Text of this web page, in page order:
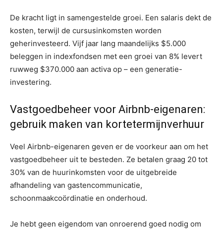
De kracht ligt in samengestelde groei. Een salaris dekt de
kosten, terwijl de cursusinkomsten worden
geherinvesteerd. Vijf jaar lang maandelijks $5.000
beleggen in indexfondsen met een groei van 8% levert
ruwweg $370.000 aan activa op – een generatie-
investering.
Vastgoedbeheer voor Airbnb-eigenaren:
gebruik maken van kortetermijnverhuur
Veel Airbnb-eigenaren geven er de voorkeur aan om het
vastgoedbeheer uit te besteden. Ze betalen graag 20 tot
30% van de huurinkomsten voor de uitgebreide
afhandeling van gastencommunicatie,
schoonmaakcoördinatie en onderhoud.
Je hebt geen eigendom van onroerend goed nodig om